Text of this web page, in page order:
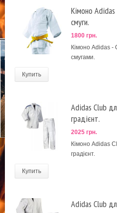
Кімоно
смуги.
1800 грн.
Кімоно Adidas -
смугами.
Купить
Adidas Club
градієнт.
2025 грн.
Кімоно Adidas
градієнт.
Купить
Adidas Club